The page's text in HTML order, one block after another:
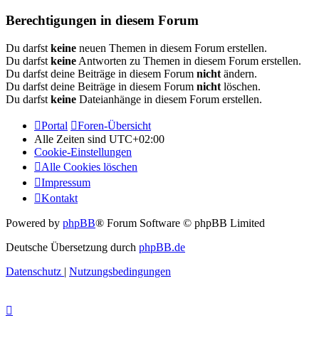
Berechtigungen in diesem Forum
Du darfst keine neuen Themen in diesem Forum erstellen.
Du darfst keine Antworten zu Themen in diesem Forum erstellen.
Du darfst deine Beiträge in diesem Forum nicht ändern.
Du darfst deine Beiträge in diesem Forum nicht löschen.
Du darfst keine Dateianhänge in diesem Forum erstellen.
Portal
Foren-Übersicht
Alle Zeiten sind UTC+02:00
Cookie-Einstellungen
Alle Cookies löschen
Impressum
Kontakt
Powered by phpBB® Forum Software © phpBB Limited
Deutsche Übersetzung durch phpBB.de
Datenschutz | Nutzungsbedingungen